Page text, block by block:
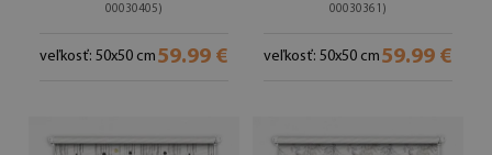
00030405)
veľkosť: 50x50 cm 59.99 €
00030361)
veľkosť: 50x50 cm 59.99 €